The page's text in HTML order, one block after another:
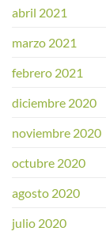
abril 2021
marzo 2021
febrero 2021
diciembre 2020
noviembre 2020
octubre 2020
agosto 2020
julio 2020